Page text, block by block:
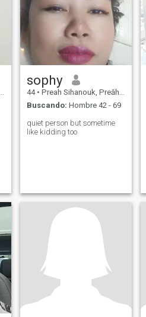
sophy
44 • Preah Sihanouk, Preăh Seihânŭ, Cambolla
Buscando: Hombre 42 - 69
quiet person but sometime
like kidding too